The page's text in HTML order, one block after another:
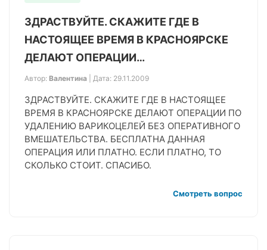
ЗДРАСТВУЙТЕ. СКАЖИТЕ ГДЕ В
НАСТОЯЩЕЕ ВРЕМЯ В КРАСНОЯРСКЕ
ДЕЛАЮТ ОПЕРАЦИИ…
Автор: Валентина | Дата: 29.11.2009
ЗДРАСТВУЙТЕ. СКАЖИТЕ ГДЕ В НАСТОЯЩЕЕ
ВРЕМЯ В КРАСНОЯРСКЕ ДЕЛАЮТ ОПЕРАЦИИ ПО
УДАЛЕНИЮ ВАРИКОЦЕЛЕЙ БЕЗ ОПЕРАТИВНОГО
ВМЕШАТЕЛЬСТВА. БЕСПЛАТНА ДАННАЯ
ОПЕРАЦИЯ ИЛИ ПЛАТНО. ЕСЛИ ПЛАТНО, ТО
СКОЛЬКО СТОИТ. СПАСИБО.
Смотреть вопрос